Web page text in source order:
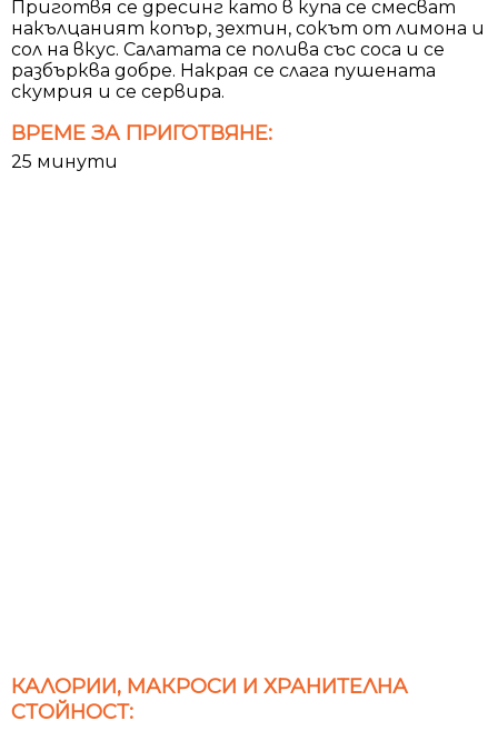
Приготвя се дресинг като в купа се смесват
накълцаният копър, зехтин, сокът от лимона и
сол на вкус. Салатата се полива със соса и се
разбърква добре. Накрая се слага пушената
скумрия и се сервира.
ВРЕМЕ ЗА ПРИГОТВЯНЕ:
25 минути
КАЛОРИИ, МАКРОСИ И ХРАНИТЕЛНА
СТОЙНОСТ: